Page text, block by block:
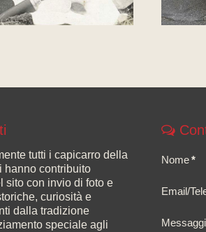
tutti i capicarro della
hanno contribuito
sito con invio di foto e
curiosità e
dalla tradizione
speciale agli
Nome*
Email/